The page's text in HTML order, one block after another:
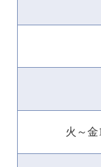
火～金